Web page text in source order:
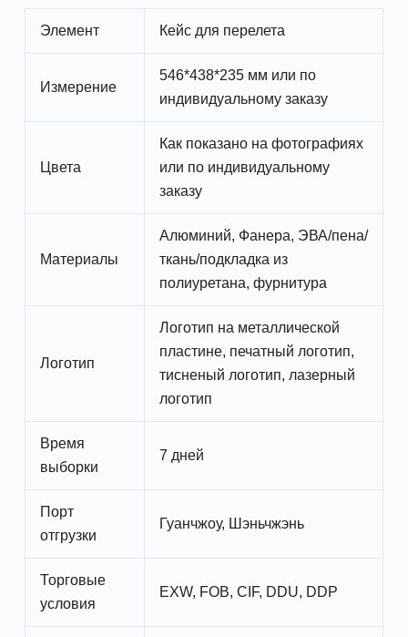
Элемент Кейс для перелета
Измерение
546*438*235 мм или по
индивидуальному заказу
Цвета
Как показано на фотографиях
или по индивидуальному
заказу
Материалы
Алюминий, Фанера, ЭВА/пена/
ткань/подкладка из
полиуретана, фурнитура
Логотип
Логотип на металлической
пластине, печатный логотип,
тисненый логотип, лазерный
логотип
Время
выборки
7 дней
Порт
отгрузки
Гуанчжоу, Шэньчжэнь
Торговые
условия
EXW, FOB, CIF, DDU, DDP